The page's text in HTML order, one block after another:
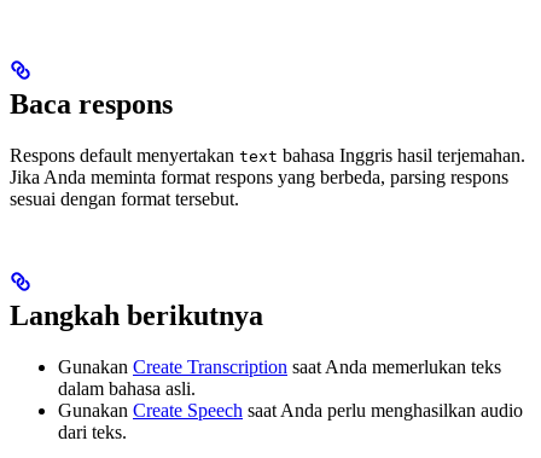
Baca respons
Respons default menyertakan text bahasa Inggris hasil terjemahan.
Jika Anda meminta format respons yang berbeda, parsing respons
sesuai dengan format tersebut.
Langkah berikutnya
Gunakan Create Transcription saat Anda memerlukan teks
dalam bahasa asli.
Gunakan Create Speech saat Anda perlu menghasilkan audio
dari teks.